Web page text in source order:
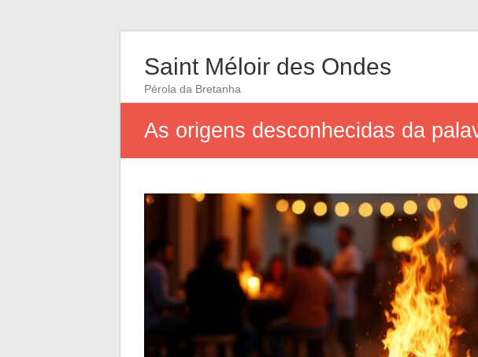
Saint Méloir des Ondes
Pérola da Bretanha
As origens desconhecidas da